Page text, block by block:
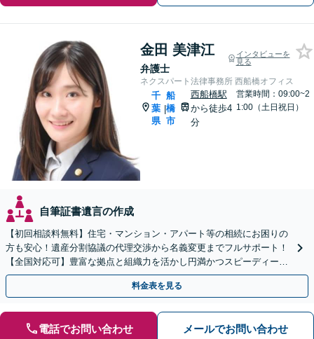
金田 美津江
弁護士
インタビューを
見る
ネクスパート法律事務所 西船橋オフィス
千
葉
県
|
船
橋
市
西船橋駅
から徒歩4
分
営業時間：09:00~2
1:00（土日祝日）
自筆証書遺言の作成
【初回相談料無料】住宅・マンション・アパート等の相続にお困りの
方も安心！遺産分割協議の代理交渉から名義変更までフルサポート！
【全国対応可】豊富な拠点と組織力を活かし円満かつスピーディーに
相続手続きをお手伝いします【取扱い実績2000件以上】
料金表を見る
電話でお問い合わせ メールでお問い合わせ